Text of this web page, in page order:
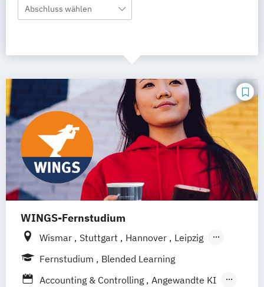
Abschluss wählen
WINGS-Fernstudium
Wismar Stuttgart Hannover
Leipzig
Frankfurt am Main
Berlin
Hamburg
Fernstudium
Blended Learning
Accounting & Controlling
Angewandte KI